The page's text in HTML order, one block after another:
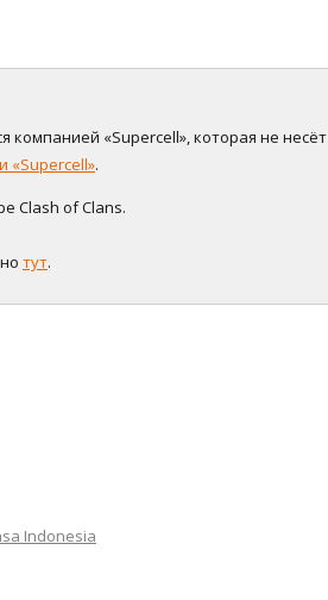
компанией «Supercell», которая не несёт
«Supercell».
Clash of Clans.
тут.
Indonesia